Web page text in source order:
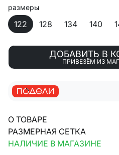
размеры
122 128 134 140
ДОБАВИТЬ В
ПРИВЕЗЁМ ИЗ
О ТОВАРЕ
РАЗМЕРНАЯ СЕТКА
НАЛИЧИЕ В МАГАЗИНЕ